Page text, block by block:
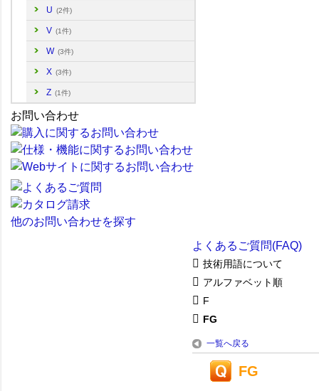
U (2件)
V (1件)
W (3件)
X (3件)
Z (1件)
お問い合わせ
他のお問い合わせを探す
よくあるご質問(FAQ)
技術用語について
アルファベット順
F
FG
一覧へ戻る
FG